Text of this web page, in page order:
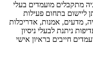
מתקבלים מועמדים בעלי
ליישום בתחום פעילות
מדעים, אמנות, אדריכלות
ניתנת לבעלי ניסיון
חייבים בראיון אישי